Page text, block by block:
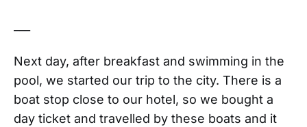
Next day, after breakfast and swimming in the
pool, we started our trip to the city. There is a
boat stop close to our hotel, so we bought a
day ticket and travelled by these boats and it